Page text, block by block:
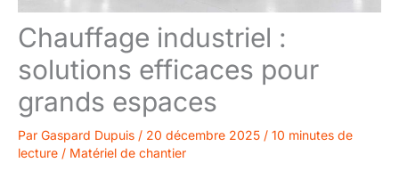
Chauffage industriel :
solutions efficaces pour
grands espaces
Par Gaspard Dupuis / 20 décembre 2025 / 10 minutes de
lecture / Matériel de chantier